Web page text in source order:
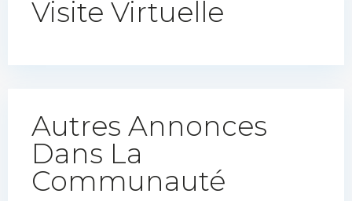
Visite Virtuelle
Autres Annonces
Dans La
Communauté​